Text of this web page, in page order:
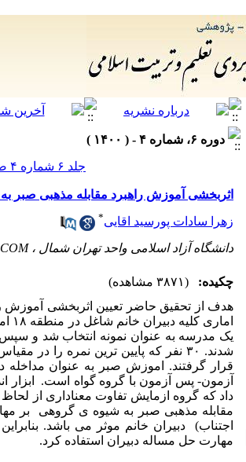
دوره ۶، شماره ۴ - ( ۱۴۰۰ )
جلد ۶ شماره ۴ صفحات ۳۰-۷
اثربخشی آموزش راهبرد مقابله مذهبی صبر
زهرا سادات پورسید اقایی*
دانشگاه آزاد اسلامی واحد تهران شمال ،
چکیده:
(۳۸۷۱ مشاهده)
هدف از تحقیق حاضر تعیین اثربخشی آموزش
شدند. ۳۰ نفر که پایین ترین نمره
آزمون- پس آزمون با گروه گواه است.
داد که گروه ازمایش تفاوت معناداری از
مقابله مذهبی صبر به شیوه ی گروهی بر
اجتناب) دبیران خانم موثر می باشد.
مهارت حل مساله دبیران استفاده کرد.